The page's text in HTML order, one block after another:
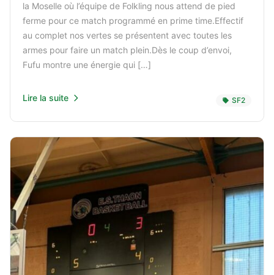
la Moselle où l’équipe de Folkling nous attend de pied
ferme pour ce match programmé en prime time.Effectif
au complet nos vertes se présentent avec toutes les
armes pour faire un match plein.Dès le coup d’envoi,
Fufu montre une énergie qui […]
Lire la suite SF2